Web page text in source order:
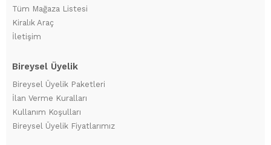
Tüm Mağaza Listesi
Kiralık Araç
İletişim
Bireysel Üyelik
Bireysel Üyelik Paketleri
İlan Verme Kuralları
Kullanım Koşulları
Bireysel Üyelik Fiyatlarımız